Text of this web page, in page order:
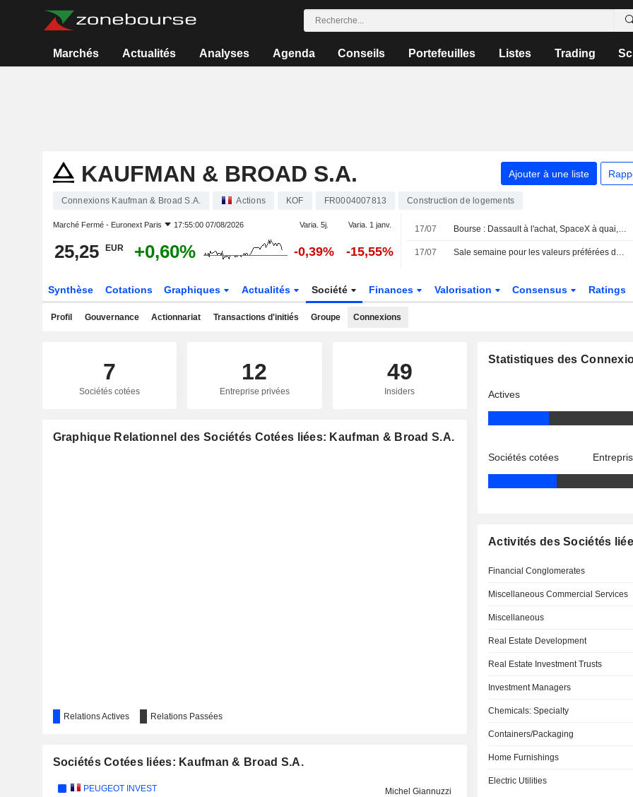
Marchés Actualités Analyses Agenda Conseils Portefeuilles Listes Trading
KAUFMAN & BROAD S.A. Ajouter à une liste
Connexions Kaufman & Broad S.A. Actions KOF FR0004007813 Construction de logements
Marché Fermé - Euronext Paris 17:55:00 07/08/2026 Varia. 5j. Varia. 1 janv.
25,25 EUR +0,60% -0,39% -15,55%
17/07 Bourse : Dassault à l'achat, SpaceX à quai, Netflix dans les choux
17/07 Sale semaine pour les valeurs préférées du marché
Synthèse Cotations Graphiques Actualités Société Finances Valorisation Consensus Ratings
Profil Gouvernance Actionnariat Transactions d'initiés Groupe Connexions
7
Sociétés cotées
12
Entreprise privées
49
Insiders
Graphique Relationnel des Sociétés Cotées liées: Kaufman & Broad S.A.
Relations Actives Relations Passées
Sociétés Cotées liées: Kaufman & Broad S.A.
PEUGEOT INVEST Michel Giannuzzi
Statistiques des
Actives
Sociétés cotées
Activités des Sociétés
Financial Conglomerates
Miscellaneous Commercial Services
Miscellaneous
Real Estate Development
Real Estate Investment Trusts
Investment Managers
Chemicals: Specialty
Containers/Packaging
Home Furnishings
Electric Utilities